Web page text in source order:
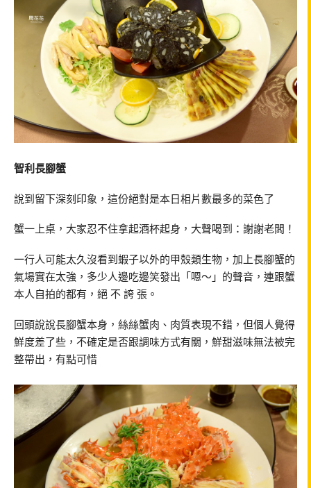
智利長腳蟹
說到留下深刻印象，這份絕對是本日相片數最多的菜色了
蟹一上桌，大家忍不住拿起酒杯起身，大聲喝到：謝謝老闆！
一行人可能太久沒看到蝦子以外的甲殼類生物，加上長腳蟹的
氣場實在太強，多少人邊吃邊笑發出「嗯～」的聲音，連跟蟹
本人自拍的都有，絕 不 誇 張。
回頭說說長腳蟹本身，絲絲蟹肉、肉質表現不錯，但個人覺得
鮮度差了些，不確定是否跟調味方式有關，鮮甜滋味無法被完
整帶出，有點可惜